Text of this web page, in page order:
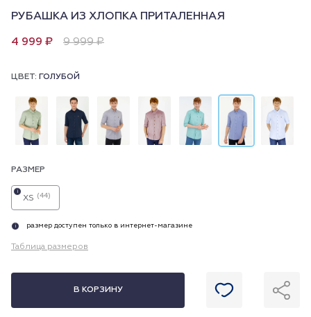
РУБАШКА ИЗ ХЛОПКА ПРИТАЛЕННАЯ
4 999 ₽ 9 999 ₽
ЦВЕТ: ГОЛУБОЙ
РАЗМЕР
XS (44)
i
i размер доступен только в интернет-магазине
Таблица размеров
В КОРЗИНУ